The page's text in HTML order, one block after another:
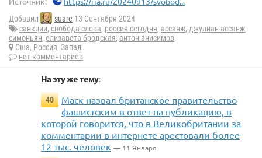
Добавил suare 13 Сентября 2024
санкции, свобода слова, россия сегодня, ассанж, джулиан ассанж,
симоньян, елизавета бродская, антон анисимов
Сша, Россия, Запад
нет комментариев
На эту же тему:
40
Маск назвал британское правительство
фашистским в ответ на публикацию, в
которой говорится, что в Великобритании за
комментарии в интернете арестовали более
12 тыс. человек — 11 Января